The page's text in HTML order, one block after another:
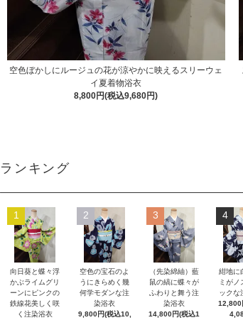
空色ぼかしにルージュの花が涼やかに映えるスリーウェ
イ夏着物浴衣
8,800円(税込9,680円)
ランキング
1
向日葵と蝶々浮
かぶライムグリ
ーンにピンクの
鉄線花美しく咲
く注染浴衣
2
空色の宝石のよ
うにきらめく幾
何学モダンな注
染浴衣
9,800円(税込10,
3
（先染綿紬）藍
鼠の縞に蝶々が
ふわりと舞う注
染浴衣
14,800円(税込1
4
紺地に
ミがノ
ックな
12,800